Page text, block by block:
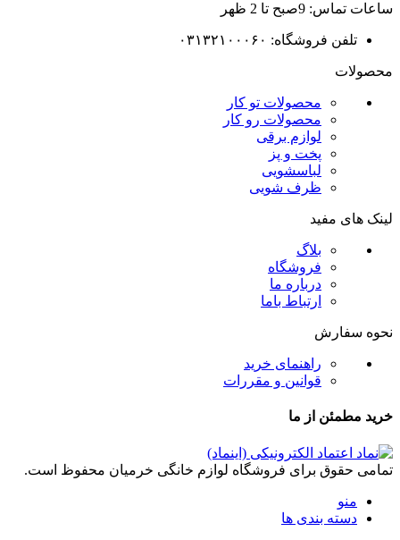
ساعات تماس: 9صبح تا 2 ظهر
تلفن فروشگاه: ۰۳۱۳۲۱۰۰۰۶۰
محصولات
محصولات تو کار
محصولات رو کار
لوازم برقی
پخت و پز
لباسشویی
ظرف شویی
لینک های مفید
بلاگ
فروشگاه
درباره ما
ارتباط باما
نحوه سفارش
راهنمای خرید
قوانین و مقررات
خرید مطمئن از ما
تمامی حقوق برای فروشگاه لوازم خانگی خرمیان محفوظ است.
منو
دسته بندی ها